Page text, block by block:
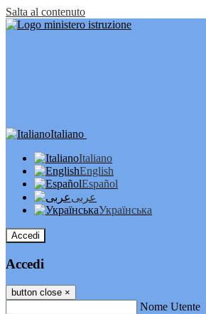
Salta al contenuto
Italiano
Italiano
English
Español
عربى
Українська
Accedi
Accedi
button close ×
Nome Utente